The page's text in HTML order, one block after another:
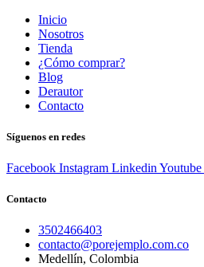
Inicio
Nosotros
Tienda
¿Cómo comprar?
Blog
Derautor
Contacto
Síguenos en redes
Facebook Instagram Linkedin Youtube
Contacto
3502466403
contacto@porejemplo.com.co
Medellín, Colombia